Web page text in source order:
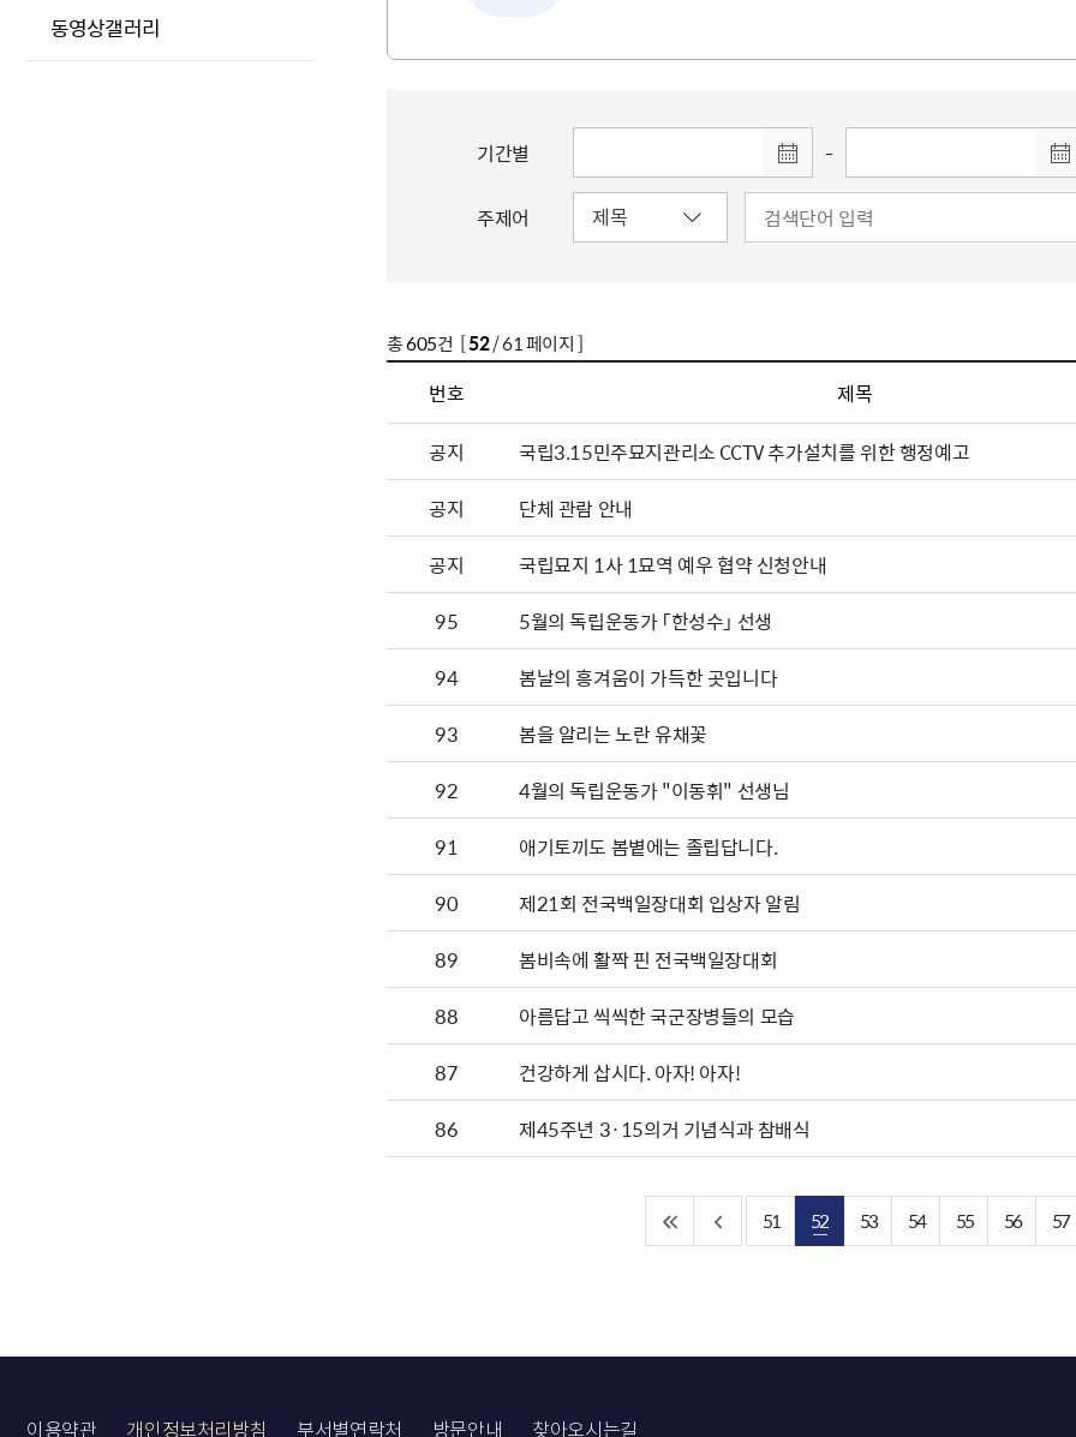
동영상갤러리
기간별 -
주제어
총605건 [52/ 61 페이지 ]
번호 제목
공지
국립3.15민주묘지관리소 CCTV 추가설치를 위한 행정예고
공지
단체 관람 안내
공지
국립묘지 1사 1묘역 예우 협약 신청안내
95
5월의 독립운동가 「한성수」 선생
94
봄날의 흥겨움이 가득한 곳입니다
93
봄을 알리는 노란 유채꽃
92
4월의 독립운동가 "이동휘" 선생님
91
애기토끼도 봄볕에는 졸립답니다.
90
제21회 전국백일장대회 입상자 알림
89
봄비속에 활짝 핀 전국백일장대회
88
아름답고 씩씩한 국군장병들의 모습
87
건강하게 삽시다. 아자! 아자!
86
제45주년 3·15의거 기념식과 참배식
51 52 53 54 55 56 57
이용약관 개인정보처리방침 부서별연락처 방문안내 찾아오시는길